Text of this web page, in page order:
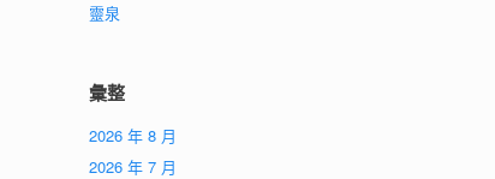
靈泉
彙整
2026 年 8 月
2026 年 7 月